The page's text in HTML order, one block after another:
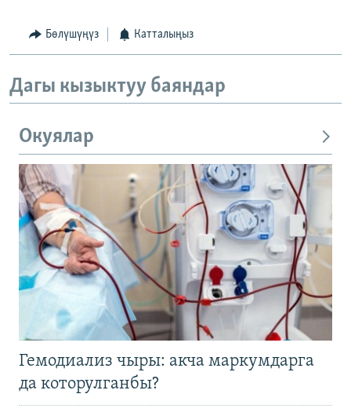
Бөлүшүңүз Катталыңыз
Дагы кызыктуу баяндар
Окуялар
Гемодиализ чыры: акча маркумдарга
да которулганбы?